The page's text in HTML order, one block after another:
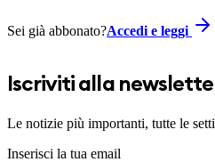
Sei già abbonato?Accedi e leggi
Iscriviti alla
Le notizie più importanti, tutte le
Inserisci la tua email